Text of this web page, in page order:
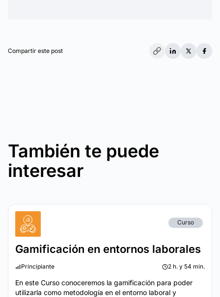
Compartir este post
También te puede
interesar
Curso
Gamificación en entornos laborales
Principiante 2 h. y 54 min.
En este Curso conoceremos la gamificación para poder
utilizarla como metodología en el entorno laboral y